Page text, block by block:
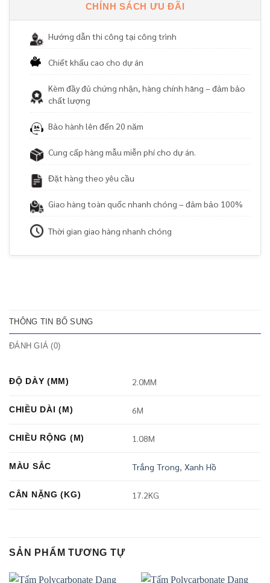
CHÍNH SÁCH ƯU ĐÃI
Hướng dẫn thi công tại công trình
Chiết khấu cao cho dự án
Kèm đầy đủ chứng nhận, hàng chính hãng – đảm bảo
chất lượng
Bảo hành lên đến 20 năm
Cung cấp hàng mẫu miễn phí cho dự án.
Đặt hàng theo yêu cầu
Giao hàng toàn quốc nhanh chóng – đảm bảo 100%
Thời gian giao hàng nhanh chóng
THÔNG TIN BỔ SUNG
ĐÁNH GIÁ (0)
ĐỘ DÀY (MM) 2.0MM
CHIỀU DÀI (M) 6M
CHIỀU RỘNG (M) 1.08M
MÀU SẮC Trắng Trong, Xanh Hồ
CÂN NẶNG (KG) 17.2KG
SẢN PHẨM TƯƠNG TỰ